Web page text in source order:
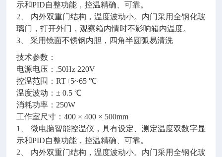
示和PID自整功能，控温精确、可靠。
2、 内外双重门结构，温度波动小。内门采用全钢化玻
璃门，打开外门，观察箱内情时不影响箱内温度。
3、 采用镜面不锈钢内胆，四角半圆弧易清洗
技术参数：
电源电压：.50Hz 220V
控温范围：RT+5~65 ℃
温度波动：± 0.5 ℃
消耗功率：250W
工作室尺寸：400 × 400 × 500mm
1、 微电脑智能控温仪，具有设定、测定温度双数字显
示和PID自整功能，控温精确、可靠。
2、 内外双重门结构，温度波动小。内门采用全钢化玻